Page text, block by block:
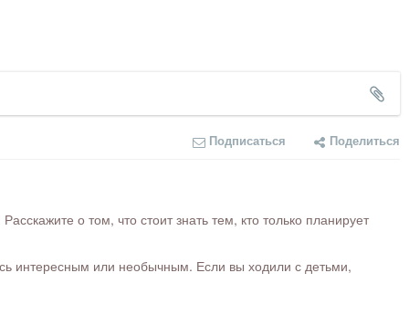
Подписаться Поделиться
о том, что стоит знать тем, кто только планирует
интересным или необычным. Если вы ходили с детьми,